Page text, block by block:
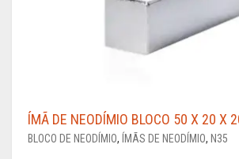
ÍMÃ DE NEODÍMIO BLOCO 50 X 20 X
BLOCO DE NEODÍMIO, ÍMÃS DE NEODÍMIO, N35